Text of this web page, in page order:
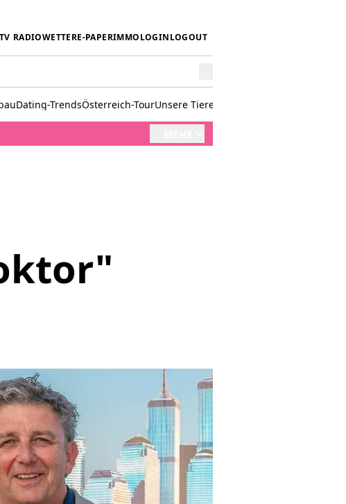
TV RADIOWETTERE-PAPERIMMOLOGINLOGOUT
Dating-TrendsÖsterreich-TourUnsere Tiere